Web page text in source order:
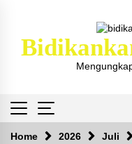
Breaking
Home 2026 Juli